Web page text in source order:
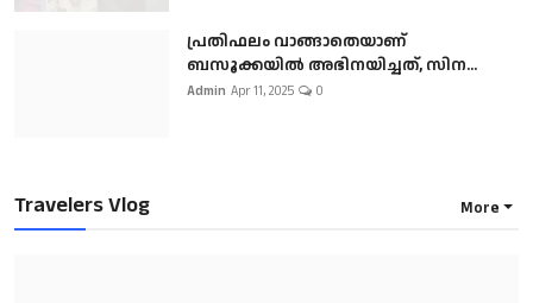
പ്രതിഫലം വാങ്ങാതെയാണ്
ബസൂക്കയില്‍ അഭിനയിച്ചത്, സിന...
Admin Apr 11, 2025 0
Travelers Vlog More